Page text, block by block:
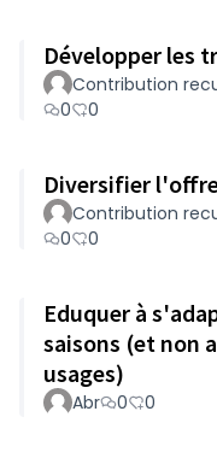
Développer les
Contribution
0
0
Diversifier
Contribution
0
0
Eduquer à
saisons (et non
usages)
Abr 0 0